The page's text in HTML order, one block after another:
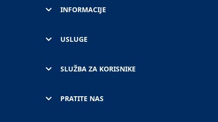
INFORMACIJE
USLUGE
SLUŽBA ZA KORISNIKE
PRATITE NAS